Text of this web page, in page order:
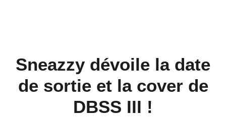
Sneazzy dévoile la date
de sortie et la cover de
DBSS III !